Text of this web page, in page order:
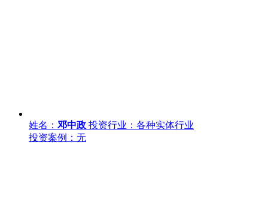
姓名： 邓中政 投资行业：各种实体行业
投资案例：无